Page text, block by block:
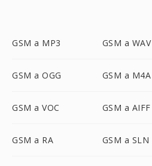
GSM a MP3 GSM a WAV
GSM a OGG GSM a M4A
GSM a VOC GSM a AIFF
GSM a RA GSM a SLN